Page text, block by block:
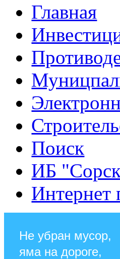
Главная
Поиск
ИБ
Интернет
Не убран мусор,
яма на дороге,